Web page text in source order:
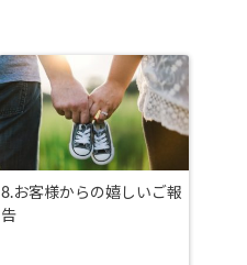
8.お客様からの嬉しいご報
告